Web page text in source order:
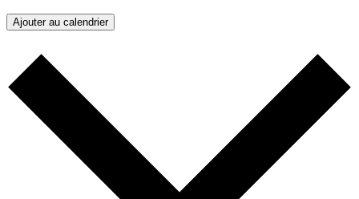
Ajouter au calendrier